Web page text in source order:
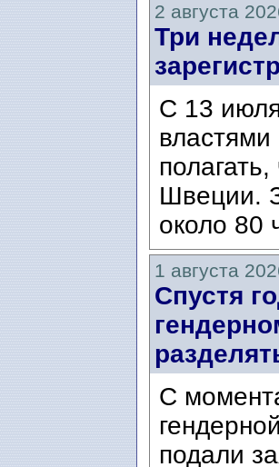
2 августа
Три
С 13
Швеции.
около 80
1 августа
Спустя
С
подали